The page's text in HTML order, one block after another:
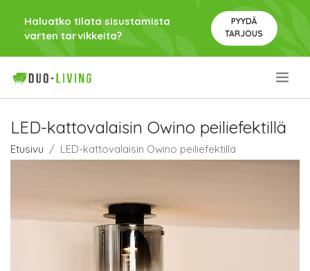
Haluatko tilata sisustamista
varten tarvikkeita?
PYYDÄ
TARJOUS
LED-kattovalaisin Owino peiliefektillä
Etusivu LED-kattovalaisin Owino peiliefektillä